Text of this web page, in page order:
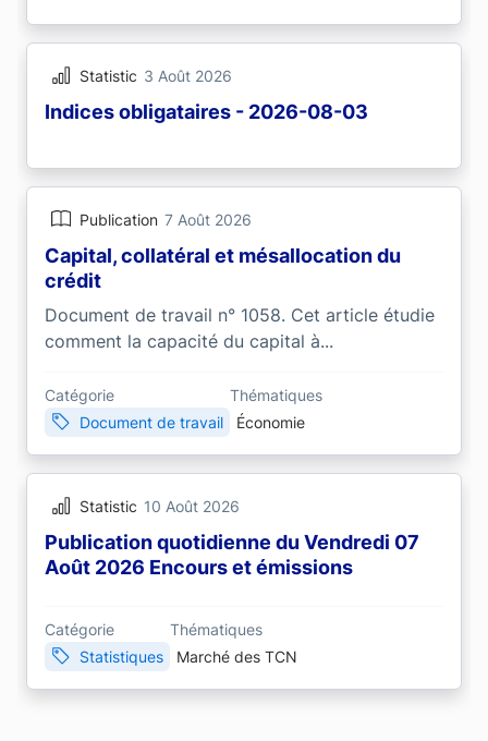
Statistic 3 Août 2026
Indices obligataires - 2026-08-03
Publication 7 Août 2026
Capital, collatéral et mésallocation du
crédit
Document de travail n° 1058. Cet article étudie
comment la capacité du capital à...
Catégorie
Document de travail
Thématiques
Économie
Statistic 10 Août 2026
Publication quotidienne du Vendredi 07
Août 2026 Encours et émissions
Catégorie
Statistiques
Thématiques
Marché des TCN